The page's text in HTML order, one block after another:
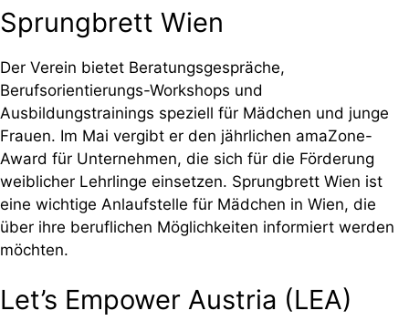
Sprungbrett Wien
Der Verein bietet Beratungsgespräche,
Berufsorientierungs-Workshops und
Ausbildungstrainings speziell für Mädchen und junge
Frauen. Im Mai vergibt er den jährlichen amaZone-
Award für Unternehmen, die sich für die Förderung
weiblicher Lehrlinge einsetzen. Sprungbrett Wien ist
eine wichtige Anlaufstelle für Mädchen in Wien, die
über ihre beruflichen Möglichkeiten informiert werden
möchten.
Let’s Empower Austria (LEA)